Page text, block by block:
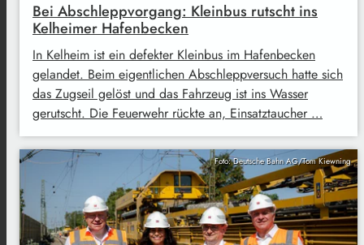
Bei Abschleppvorgang: Kleinbus rutscht ins
Kelheimer Hafenbecken
In Kelheim ist ein defekter Kleinbus im Hafenbecken
gelandet. Beim eigentlichen Abschleppversuch hatte sich
das Zugseil gelöst und das Fahrzeug ist ins Wasser
gerutscht. Die Feuerwehr rückte an, Einsatztaucher …
Foto: Deutsche Bahn AG/Tom Kiewning